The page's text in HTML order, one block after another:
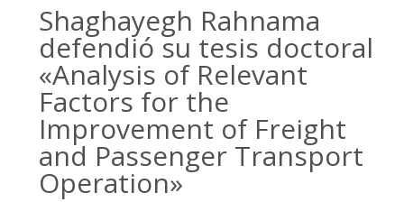
Shaghayegh Rahnama
defendió su tesis doctoral
«Analysis of Relevant
Factors for the
Improvement of Freight
and Passenger Transport
Operation»